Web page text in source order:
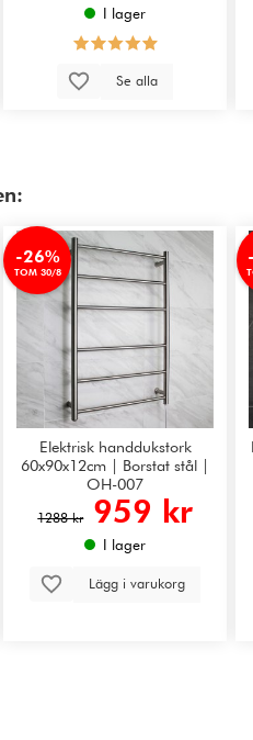
I lager
Se alla
-26%
TOM 30/8
Elektrisk handdukstork
60x90x12cm | Borstat stål |
OH-007
1288 kr 959 kr
I lager
Lägg i varukorg